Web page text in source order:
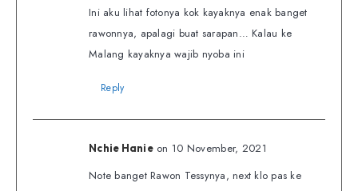
Ini aku lihat fotonya kok kayaknya enak banget
rawonnya, apalagi buat sarapan… Kalau ke
Malang kayaknya wajib nyoba ini
Reply
Nchie Hanie on 10 November, 2021
Note banget Rawon Tessynya, next klo pas ke